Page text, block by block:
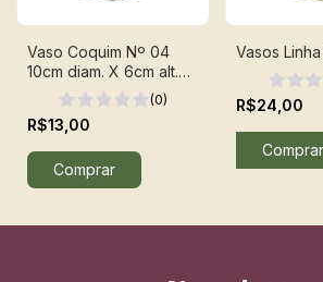
Vaso Coquim Nº 04
10cm diam. X 6cm alt.
Ouro Fértill
(0)
R$13,00
Vasos
R$24,00
Comprar